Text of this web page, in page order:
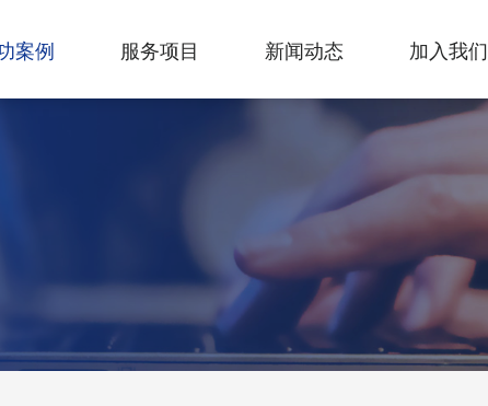
案例 服务项目 新闻动态 加入我们